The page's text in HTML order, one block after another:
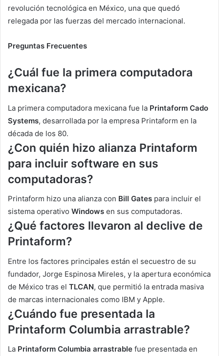
revolución tecnológica en México, una que quedó
relegada por las fuerzas del mercado internacional.
Preguntas Frecuentes
¿Cuál fue la primera computadora
mexicana?
La primera computadora mexicana fue la Printaform Cado
Systems, desarrollada por la empresa Printaform en la
década de los 80.
¿Con quién hizo alianza Printaform
para incluir software en sus
computadoras?
Printaform hizo una alianza con Bill Gates para incluir el
sistema operativo Windows en sus computadoras.
¿Qué factores llevaron al declive de
Printaform?
Entre los factores principales están el secuestro de su
fundador, Jorge Espinosa Mireles, y la apertura económica
de México tras el TLCAN, que permitió la entrada masiva
de marcas internacionales como IBM y Apple.
¿Cuándo fue presentada la
Printaform Columbia arrastrable?
La Printaform Columbia arrastrable fue presentada en